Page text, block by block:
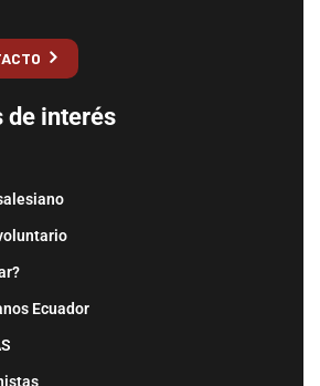
de interés
Ecuador